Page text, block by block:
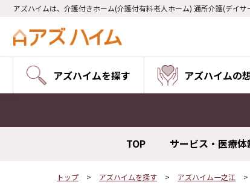
アズハイムは、介護付きホーム(介護付有料老人ホーム) 通所介護(デイ
アズハイムを探す アズハイムの
TOP サービス・医療体
トップ アズハイムを探す アズハイム一之江